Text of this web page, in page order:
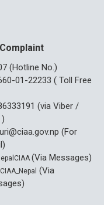
(Hotline No.)
01-22233 ( Toll Free
(via Viber /
(For
(Via Messages)
(Via